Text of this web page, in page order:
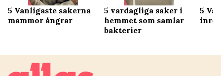
5 Vanligaste sakerna
mammor ångrar
5 vardagliga saker i
hemmet som samlar
bakterier
5